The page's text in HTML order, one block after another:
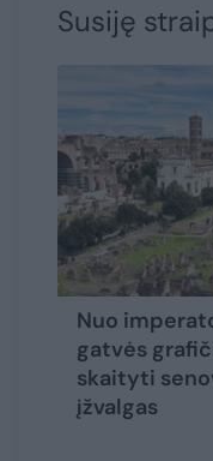
Susiję
Nuo
gatvės
skaityti
įžvalgas